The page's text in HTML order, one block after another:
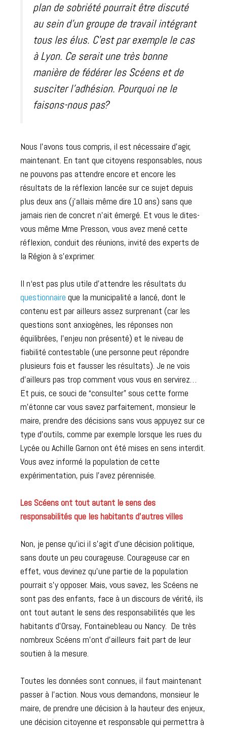
plan de sobriété pourrait être discuté
au sein d’un groupe de travail intégrant
tous les élus. C’est par exemple le cas
à Lyon. Ce serait une très bonne
manière de fédérer les Scéens et de
susciter l’adhésion. Pourquoi ne le
faisons-nous pas?
Nous l’avons tous compris, il est nécessaire d’agir,
maintenant. En tant que citoyens responsables, nous
ne pouvons pas attendre encore et encore les
résultats de la réflexion lancée sur ce sujet depuis
plus deux ans (j’allais même dire 10 ans) sans que
jamais rien de concret n’ait émergé. Et vous le dites-
vous même Mme Presson, vous avez mené cette
réflexion, conduit des réunions, invité des experts de
la Région à s’exprimer.
Il n‘est pas plus utile d’attendre les résultats du
questionnaire que la municipalité a lancé, dont le
contenu est par ailleurs assez surprenant (car les
questions sont anxiogènes, les réponses non
équilibrées, l’enjeu non présenté) et le niveau de
fiabilité contestable (une personne peut répondre
plusieurs fois et fausser les résultats). Je ne vois
d’ailleurs pas trop comment vous vous en servirez…
Et puis, ce souci de “consulter” sous cette forme
m’étonne car vous savez parfaitement, monsieur le
maire, prendre des décisions sans vous appuyez sur ce
type d’outils, comme par exemple lorsque les rues du
Lycée ou Achille Garnon ont été mises en sens interdit.
Vous avez informé la population de cette
expérimentation, puis l’avez pérennisée.
Les Scéens ont tout autant le sens des
responsabilités que les habitants d’autres villes
Non, je pense qu’ici il s’agit d’une décision politique,
sans doute un peu courageuse. Courageuse car en
effet, vous devinez qu’une partie de la population
pourrait s’y opposer. Mais, vous savez, les Scéens ne
sont pas des enfants, face à un discours de vérité, ils
ont tout autant le sens des responsabilités que les
habitants d’Orsay, Fontainebleau ou Nancy. De très
nombreux Scéens m’ont d’ailleurs fait part de leur
soutien à la mesure.
Toutes les données sont connues, il faut maintenant
passer à l’action. Nous vous demandons, monsieur le
maire, de prendre une décision à la hauteur des enjeux,
une décision citoyenne et responsable qui permettra à